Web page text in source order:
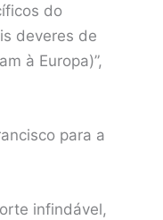
do
deveres de
à Europa)”,
para a
infindável,